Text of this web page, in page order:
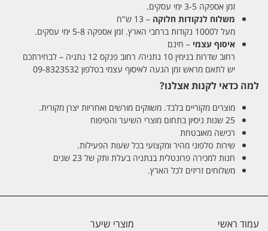
זמן אספקה 3-5 ימי עסקים.
משלוח לנקודות חלוקה – 13 ש"ח
מעל ל1000 נקודות ברחבי הארץ. זמן אספקה 5-8 ימי עסקים.
איסוף עצמי – חינם
רחוב שדרות בנימין 10 נתניה/ רחוב פנקס 12 נתניה – לבחירתכם
יש לתאם מראש זמן הגעה לאיסוף עצמי בטלפון 09-8323532
למה כדאי לקנות אצלנו?
מוצרים מקוריים בלבד. משווקים מורשים ואחריות יצרן מקורית.
25 שנות ניסיון בתחום מוצרי השיער והטיפוח
רכישה מאובטחת
שירות טלפוני מהיר ומקצועי בכל שעות הפעילות.
חנות למכירה פרונטלית בנתניה בעלת ותק של 23 שנים
משלוחים זריזים לכל הארץ.
עמוד ראשי
מוצרי שיער